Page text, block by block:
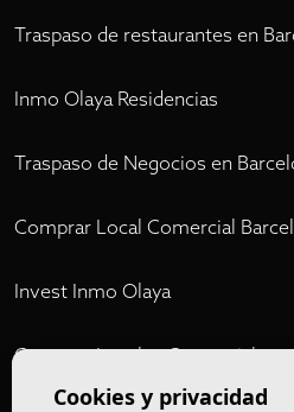
Traspaso de restaurantes en
Inmo Olaya Residencias
Traspaso de Negocios en
Comprar Local Comercial
Invest Inmo Olaya
Comprar Locales Comerciales
OlayaCookies y privacidad